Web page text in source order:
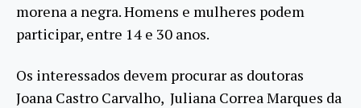
morena a negra. Homens e mulheres podem
participar, entre 14 e 30 anos.
Os interessados devem procurar as doutoras
Joana Castro Carvalho, Juliana Correa Marques da